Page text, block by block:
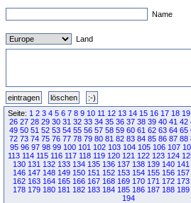
Name
Land
Seite: 1 2 3 4 5 6 7 8 9 10 11 12 13 14 15 16 17 18 19
26 27 28 29 30 31 32 33 34 35 36 37 38 39 40 41 42
49 50 51 52 53 54 55 56 57 58 59 60 61 62 63 64 65
72 73 74 75 76 77 78 79 80 81 82 83 84 85 86 87 88
95 96 97 98 99 100 101 102 103 104 105 106 107
113 114 115 116 117 118 119 120 121 122 123 124
130 131 132 133 134 135 136 137 138 139 140 141
146 147 148 149 150 151 152 153 154 155 156 157
162 163 164 165 166 167 168 169 170 171 172 173
178 179 180 181 182 183 184 185 186 187 188 189
194